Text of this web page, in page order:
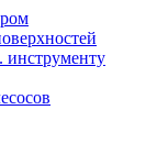
инструменту